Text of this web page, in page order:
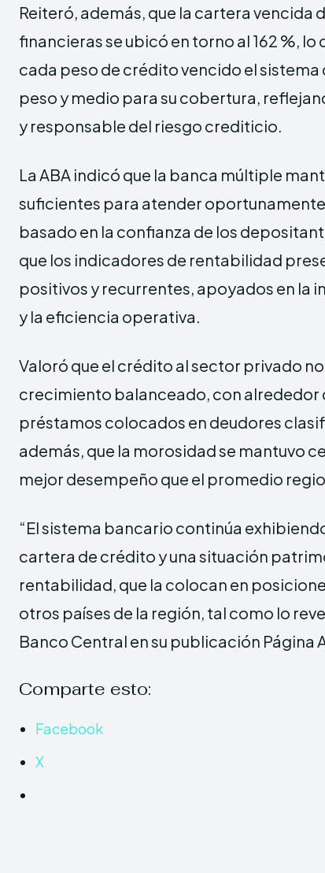
Reiteró, además, que la cartera vencida
financieras se ubicó en torno al 162 %, lo
cada peso de crédito vencido el sistema
peso y medio para su cobertura,
y responsable del riesgo crediticio.
La ABA indicó que la banca múltiple
suficientes para atender
basado en la confianza de los
que los indicadores de rentabilidad
positivos y recurrentes, apoyados en la
y la eficiencia operativa.
Valoró que el crédito al sector privado
crecimiento balanceado, con alrededor
préstamos colocados en deudores
además, que la morosidad se mantuvo
mejor desempeño que el promedio
“El sistema bancario continúa
cartera de crédito y una situación
rentabilidad, que la colocan en
otros países de la región, tal como lo
Banco Central en su publicación Página
Comparte esto:
Facebook
X